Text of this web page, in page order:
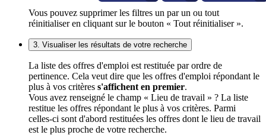
Vous pouvez supprimer les filtres un par un ou tout
réinitialiser en cliquant sur le bouton « Tout réinitialiser ».
3. Visualiser les résultats de votre recherche
La liste des offres d'emploi est restituée par ordre de
pertinence. Cela veut dire que les offres d'emploi répondant le
plus à vos critères s'affichent en premier.
Vous avez renseigné le champ « Lieu de travail » ? La liste
restitue les offres répondant le plus à vos critères. Parmi
celles-ci sont d'abord restituées les offres dont le lieu de travail
est le plus proche de votre recherche.